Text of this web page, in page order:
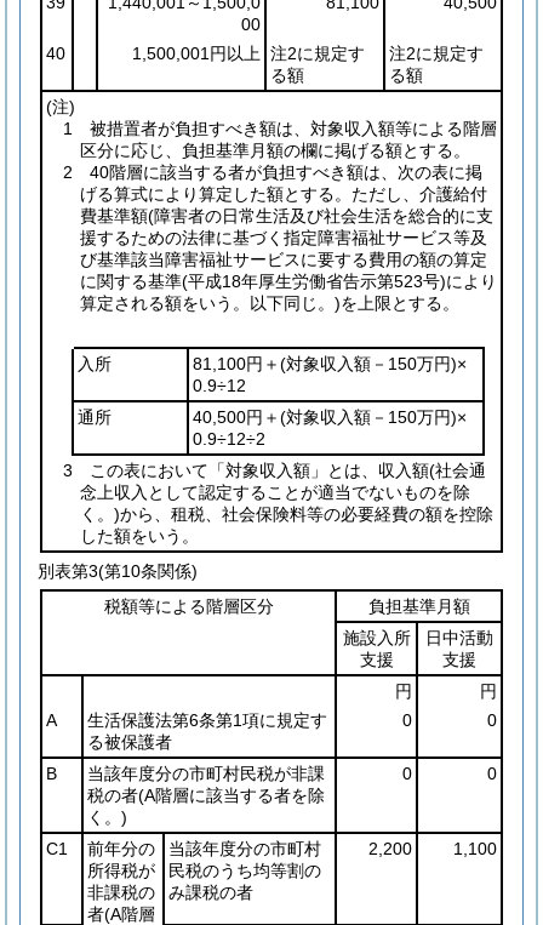
00
40 1,500,001円以上 注2に規定す
る額
注2に規定す
る額
(注)
1 被措置者が負担すべき額は、対象収入額等による階層
区分に応じ、負担基準月額の欄に掲げる額とする。
2 40階層に該当する者が負担すべき額は、次の表に掲
げる算式により算定した額とする。ただし、介護給付
費基準額(障害者の日常生活及び社会生活を総合的に支
援するための法律に基づく指定障害福祉サービス等及
び基準該当障害福祉サービスに要する費用の額の算定
に関する基準(平成18年厚生労働省告示第523号)により
算定される額をいう。以下同じ。)を上限とする。
入所 81,100円＋(対象収入額－150万円)×
0.9÷12
通所
40,500円＋(対象収入額－150万円)×
0.9÷12÷2
3 この表において「対象収入額」とは、収入額(社会通
念上収入として認定することが適当でないものを除
く。)から、租税、社会保険料等の必要経費の額を控除
した額をいう。
別表第3(第10条関係)
税額等による階層区分
負担基準月額
施設入所
支援
日中活動
支援
円
円
A
生活保護法第6条第1項に規定す
る被保護者
0 0
B
当該年度分の市町村民税が非課
税の者(A階層に該当する者を除
く。)
0 0
C1
前年分の
所得税が
非課税の
者(A階層
当該年度分の市町村
民税のうち均等割の
み課税の者
2,200 1,100